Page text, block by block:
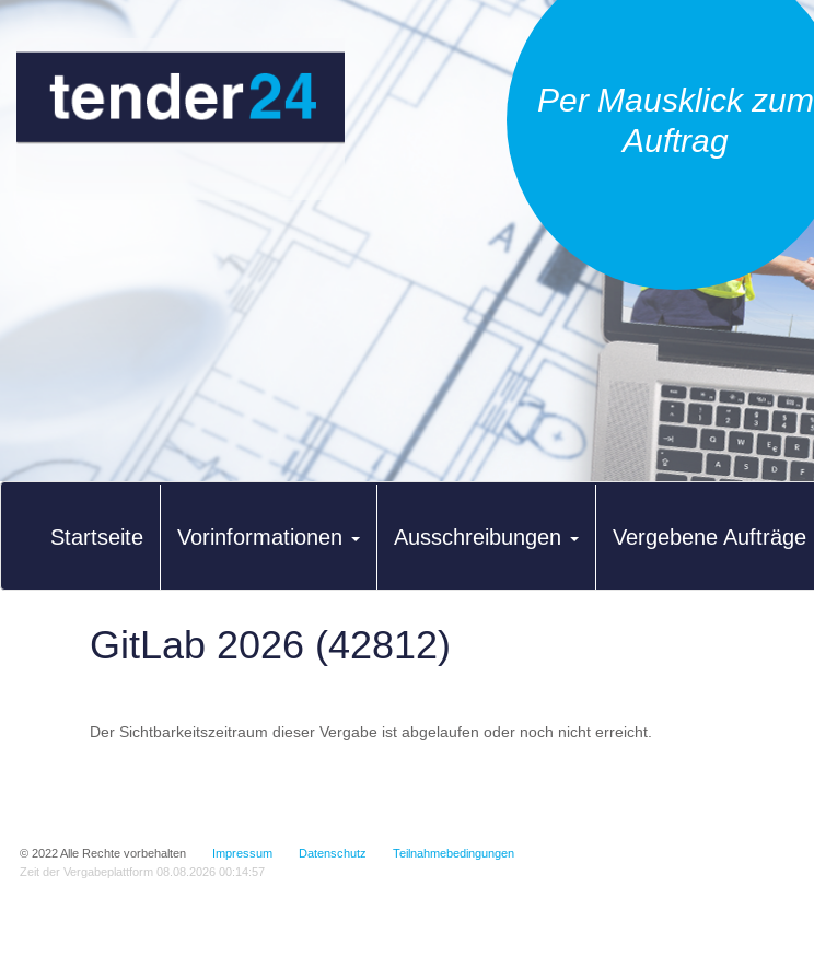
Per Mausklick zum
Auftrag
Startseite Vorinformationen Ausschreibungen Vergebene Aufträge
GitLab 2026 (42812)
Der Sichtbarkeitszeitraum dieser Vergabe ist abgelaufen oder noch nicht erreicht.
© 2022Alle Rechte vorbehalten Impressum Datenschutz
Teilnahmebedingungen
Zeit der Vergabeplattform 08.08.2026 00:14:57